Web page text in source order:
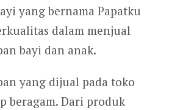
yang bernama Papatku
dalam menjual
bayi dan anak.
yang dijual pada toko
beragam. Dari produk